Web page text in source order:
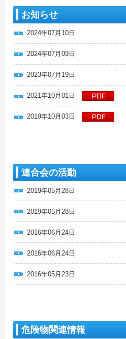
お知らせ
2024年07月10日
2024年07月09日
2023年07月19日
2021年10月01日
2019年10月03日
連合会の活動
2019年05月28日
2019年05月28日
2016年06月24日
2016年06月24日
2016年05月23日
危険物関連情報